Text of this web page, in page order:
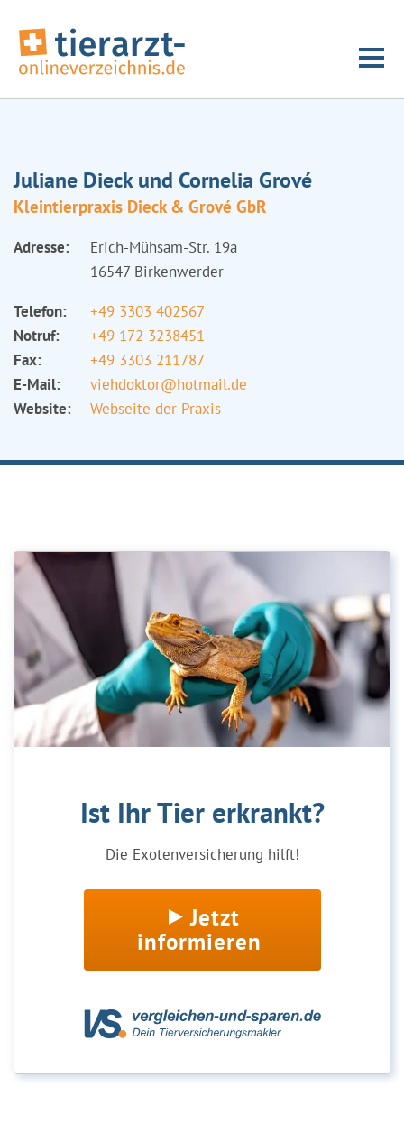
Juliane Dieck und Cornelia Grové
Kleintierpraxis Dieck & Grové GbR
Adresse:
Erich-Mühsam-Str. 19a
16547 Birkenwerder
Telefon:
+49 3303 402567
Notruf:
+49 172 3238451
Fax:
+49 3303 211787
E-Mail:
viehdoktor@hotmail.de
Website:
Webseite der Praxis
Ist Ihr Tier erkrankt?
Die Exotenversicherung hilft!
Jetzt
informieren